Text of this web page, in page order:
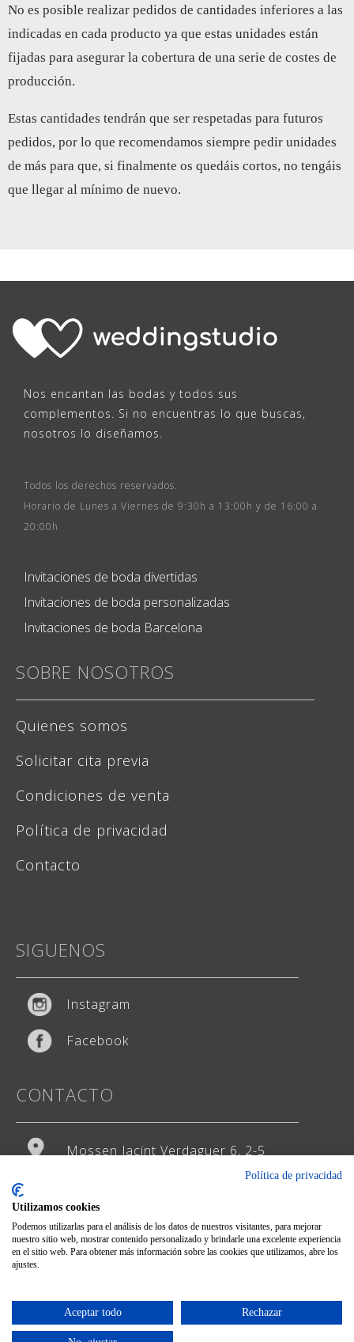
No es posible realizar pedidos de cantidades inferiores a las
indicadas en cada producto ya que estas unidades están
fijadas para asegurar la cobertura de una serie de costes de
producción.
Estas cantidades tendrán que ser respetadas para futuros
pedidos, por lo que recomendamos siempre pedir unidades
de más para que, si finalmente os quedáis cortos, no tengáis
que llegar al mínimo de nuevo.
Nos encantan las bodas y todos sus
complementos. Si no encuentras lo que buscas,
nosotros lo diseñamos.
Todos los derechos reservados.
Horario de Lunes a Viernes de 9:30h a 13:00h y de 16:00 a
20:00h
Invitaciones de boda divertidas
Invitaciones de boda personalizadas
Invitaciones de boda Barcelona
SOBRE NOSOTROS
Quienes somos
Solicitar cita previa
Condiciones de venta
Política de privacidad
Contacto
SIGUENOS
Instagram
Facebook
CONTACTO
Mossen Jacint Verdaguer 6, 2-5
hola@weddingstudio.es
Pago seguro:
Política de privacidad
Utilizamos cookies
Podemos utilizarlas para el análisis de los datos de nuestros visitantes, para mejorar
nuestro sitio web, mostrar contenido personalizado y brindarle una excelente experiencia
en el sitio web. Para obtener más información sobre las cookies que utilizamos, abre los
ajustes.
Aceptar todo Rechazar